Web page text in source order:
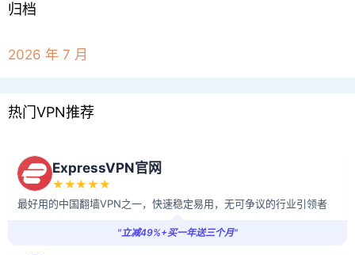
归档
2026 年 7 月
热门VPN推荐
ExpressVPN官网
★★★★★
最好用的中国翻墙VPN之一，快速稳定易用，无可争议的行业引领者
"立减49%+买一年送三个月"